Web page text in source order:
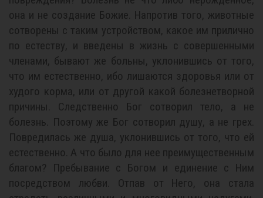
она и не создание Божие. Напротив того, животные
сотворены с таким устройством, какое им прилично
по естеству, и введены в жизнь с совершенными
членами, бывают же больны, уклонившись от того,
что им естественно, ибо лишаются здоровья или от
худого корма, или от другой какой болезнетворной
причины. Следственно Бог сотворил тело, а не
болезнь. Поэтому же Бог сотворил душу, а не грех.
Повредилась же душа, уклонившись от того, что ей
естественно. А что было для нее преимущественным
благом? Пребывание с Богом и единение с Ним
посредством любви. Отпав от Него, она стала